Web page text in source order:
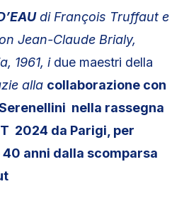
di François Truffaut e
Jean-Claude Brialy,
1961, i due maestri della
alla collaborazione con
nella rassegna
2024 da Parigi, per
anni dalla scomparsa